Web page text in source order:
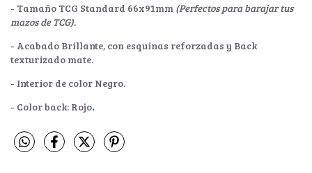
- Tamaño TCG Standard 66x91mm (Perfectos para barajar tus
mazos de TCG).
- Acabado Brillante, con esquinas reforzadas y Back
texturizado mate.
- Interior de color Negro.
- Color back: Rojo.